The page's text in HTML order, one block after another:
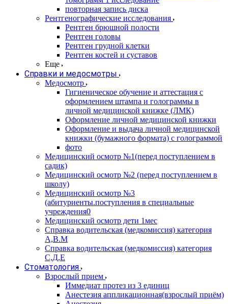
повторная запись диска
Рентгенографические исследования
Рентген брюшной полости
Рентген головы
Рентген грудной клетки
Рентген костей и суставов
Еще
Справки и медосмотры
Медосмотр
Гигиеническое обучение и аттестация с
оформлением штампа и голограммы в
личной медицинской книжке (ЛМК)
Оформление личной медицинской книжки
Оформление и выдача личной медицинской
книжки (бумажного формата) с голограммой
фото
Медицинский осмотр №1(перед поступлением в
садик)
Медицинский осмотр №2 (перед поступлением в
школу)
Медицинский осмотр №3
(абитуриенты.поступления в специальные
учреждения0
Медицинский осмотр дети 1мес
Справка водительская (медкомиссия) категория
А,В.М
Справка водительская (медкомиссия) категория
С,Д,Е
Стоматология
Взрослый прием
Иммедиат протез из 3 единиц
Анестезия аппликационная(взрослый приём)